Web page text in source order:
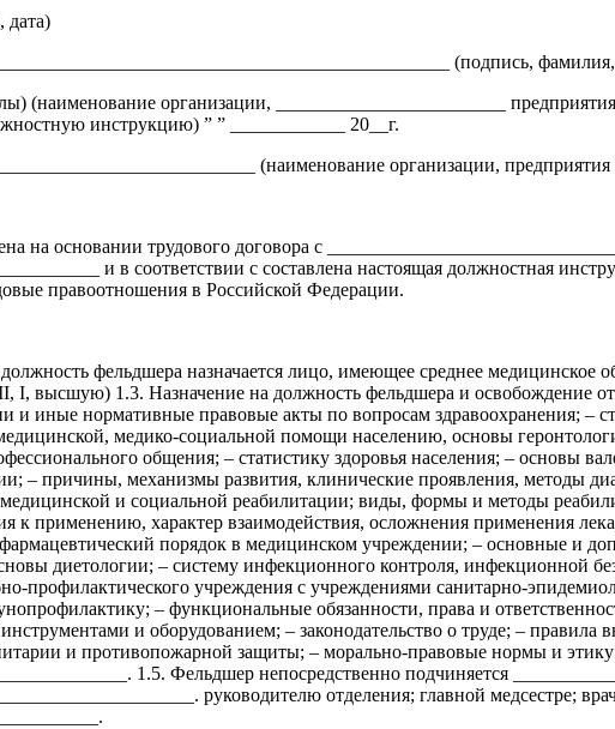
дата)
(подпись,
(наименование организации, ________________________
инструкцию) ” ” ____________ 20__г.
(наименование организации, предприятия
на основании трудового договора с
и в соответствии с составлена настоящая должностная
правоотношения в Российской Федерации.
фельдшера назначается лицо, имеющее среднее медицинское
I, высшую) 1.3. Назначение на должность фельдшера и освобождение
иные нормативные правовые акты по вопросам здравоохранения; –
медико-социальной помощи населению, основы
общения; – статистику здоровья населения; – основы
– причины, механизмы развития, клинические проявления, методы
и социальной реабилитации; виды, формы и методы
к применению, характер взаимодействия, осложнения применения
порядок в медицинском учреждении; – основные и
диетологии; – систему инфекционного контроля, инфекционной
профилактического учреждения с учреждениями санитарно-
– функциональные обязанности, права и
и оборудованием; – законодательство о труде; – правила
и противопожарной защиты; – морально-правовые нормы и
1.5. Фельдшер непосредственно подчиняется
руководителю отделения; главной медсестре;